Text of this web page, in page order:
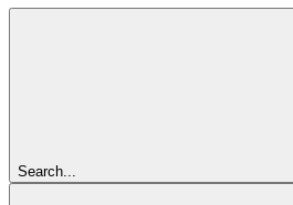
Search...